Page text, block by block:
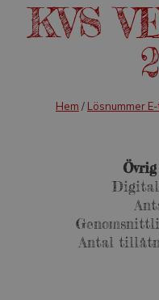
KVS
Hem / Lösnummer
Antal